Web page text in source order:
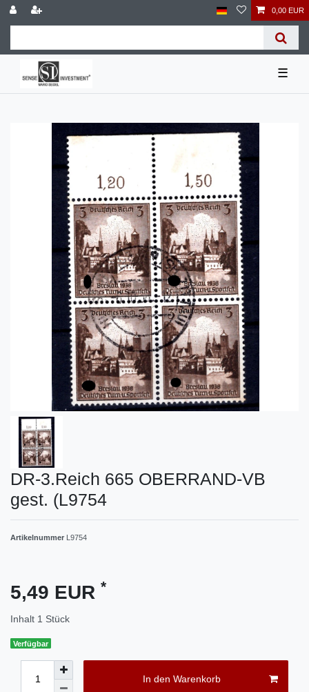
0,00 EUR
☰
DR-3.Reich 665 OBERRAND-VB
gest. (L9754
Artikelnummer L9754
5,49 EUR *
Inhalt 1 Stück
Verfügbar
In den Warenkorb